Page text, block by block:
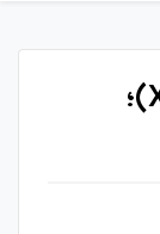
تحلیل تکنیکال تزوس(XTZ)؛